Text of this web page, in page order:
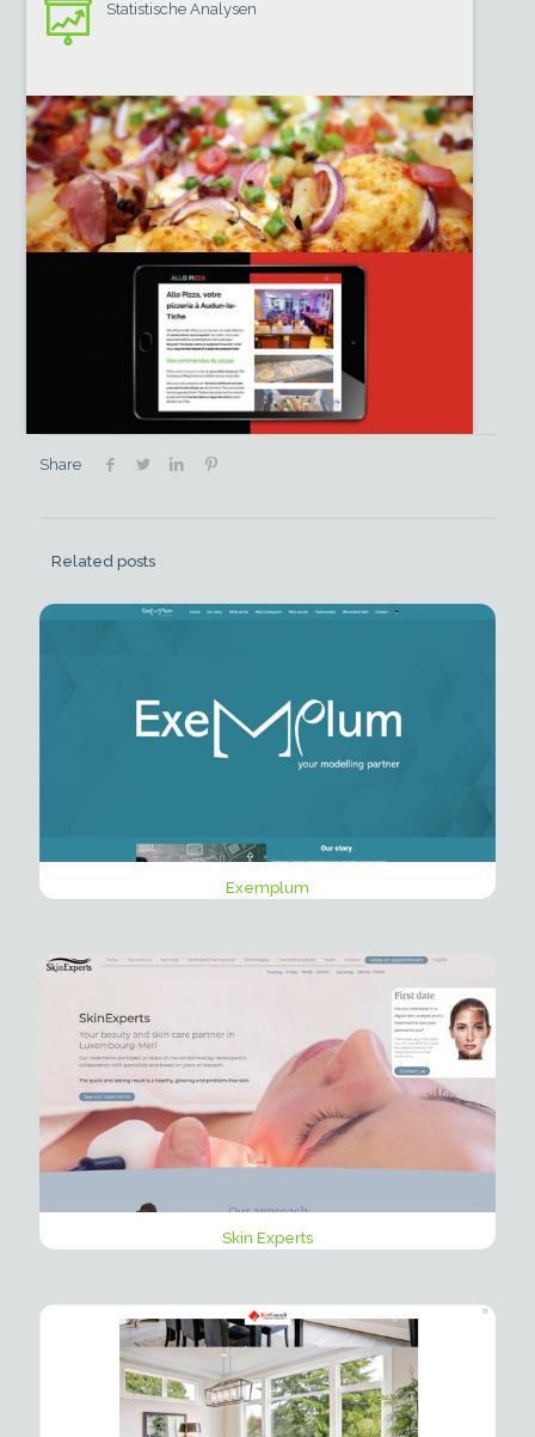
Statistische Analysen
Share
Related posts
Exemplum
Skin Experts